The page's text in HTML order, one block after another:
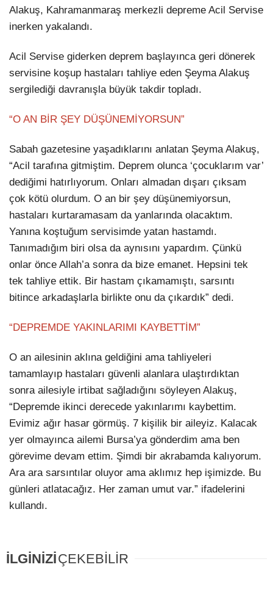
Dribbble
Telegram
Alakuş, Kahramanmaraş merkezli depreme Acil Servise
inerken yakalandı.
Acil Servise giderken deprem başlayınca geri dönerek
servisine koşup hastaları tahliye eden Şeyma Alakuş
sergilediği davranışla büyük takdir topladı.
“O AN BİR ŞEY DÜŞÜNEMİYORSUN”
Sabah gazetesine yaşadıklarını anlatan Şeyma Alakuş,
“Acil tarafına gitmiştim. Deprem olunca ‘çocuklarım var’
dediğimi hatırlıyorum. Onları almadan dışarı çıksam
çok kötü olurdum. O an bir şey düşünemiyorsun,
hastaları kurtaramasam da yanlarında olacaktım.
Yanına koştuğum servisimde yatan hastamdı.
Tanımadığım biri olsa da aynısını yapardım. Çünkü
onlar önce Allah’a sonra da bize emanet. Hepsini tek
tek tahliye ettik. Bir hastam çıkamamıştı, sarsıntı
bitince arkadaşlarla birlikte onu da çıkardık” dedi.
“DEPREMDE YAKINLARIMI KAYBETTİM”
O an ailesinin aklına geldiğini ama tahliyeleri
tamamlayıp hastaları güvenli alanlara ulaştırdıktan
sonra ailesiyle irtibat sağladığını söyleyen Alakuş,
“Depremde ikinci derecede yakınlarımı kaybettim.
Evimiz ağır hasar görmüş. 7 kişilik bir aileyiz. Kalacak
yer olmayınca ailemi Bursa’ya gönderdim ama ben
görevime devam ettim. Şimdi bir akrabamda kalıyorum.
Ara ara sarsıntılar oluyor ama aklımız hep işimizde. Bu
günleri atlatacağız. Her zaman umut var.” ifadelerini
kullandı.
İLGİNİZİÇEKEBİLİR